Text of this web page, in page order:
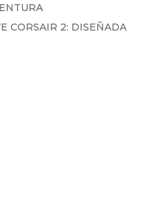
CORSAIR 2: DISEÑADA